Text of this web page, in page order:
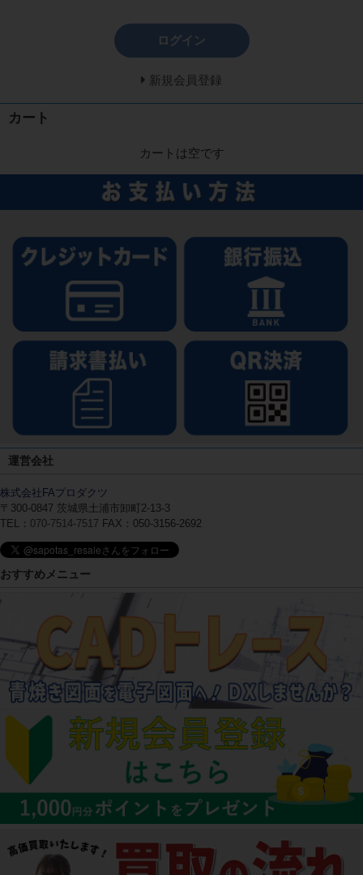
ログイン
新規会員登録
カート
カートは空です
運営会社
株式会社FAプロダクツ
〒300-0847 茨城県土浦市卸町2-13-3
TEL： 070-7514-7517 FAX：050-3156-2692
おすすめメニュー